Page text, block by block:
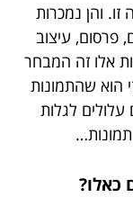
והן נמכרות
פרסום, עיצוב
אלו זה המבחר
הוא שהתמונות
לגלות
כאלו?